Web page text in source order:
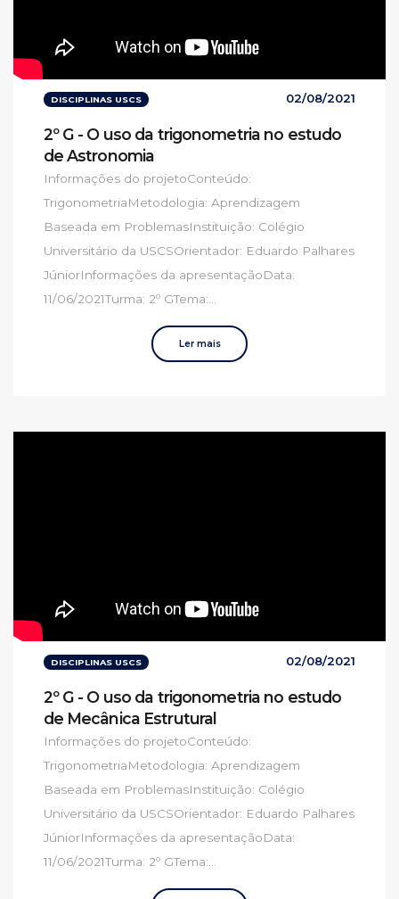
DISCIPLINAS USCS 02/08/2021
2º G - O uso da trigonometria no estudo
de Astronomia
Informações do projetoConteúdo:
TrigonometriaMetodologia: Aprendizagem
Baseada em ProblemasInstituição: Colégio
Universitário da USCSOrientador: Eduardo Palhares
JúniorInformações da apresentaçãoData:
11/06/2021Turma: 2º GTema:...
Ler mais
DISCIPLINAS USCS 02/08/2021
2º G - O uso da trigonometria no estudo
de Mecânica Estrutural
Informações do projetoConteúdo:
TrigonometriaMetodologia: Aprendizagem
Baseada em ProblemasInstituição: Colégio
Universitário da USCSOrientador: Eduardo Palhares
JúniorInformações da apresentaçãoData:
11/06/2021Turma: 2º GTema:...